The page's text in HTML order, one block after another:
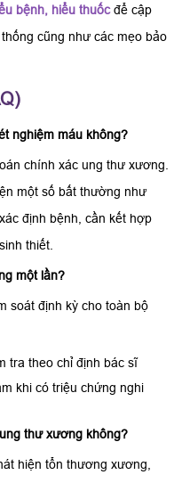
bệnh, hiểu thuốcđể cập
cũng như các mẹo bảo
nghiệm máu không?
chính xác ung thư xương.
một số bất thường như
định bệnh, cần kết hợp
thiết.
một lần?
soát định kỳ cho toàn bộ
tra theo chỉ định bác sĩ
khi có triệu chứng nghi
thư xương không?
hiện tổn thương xương,